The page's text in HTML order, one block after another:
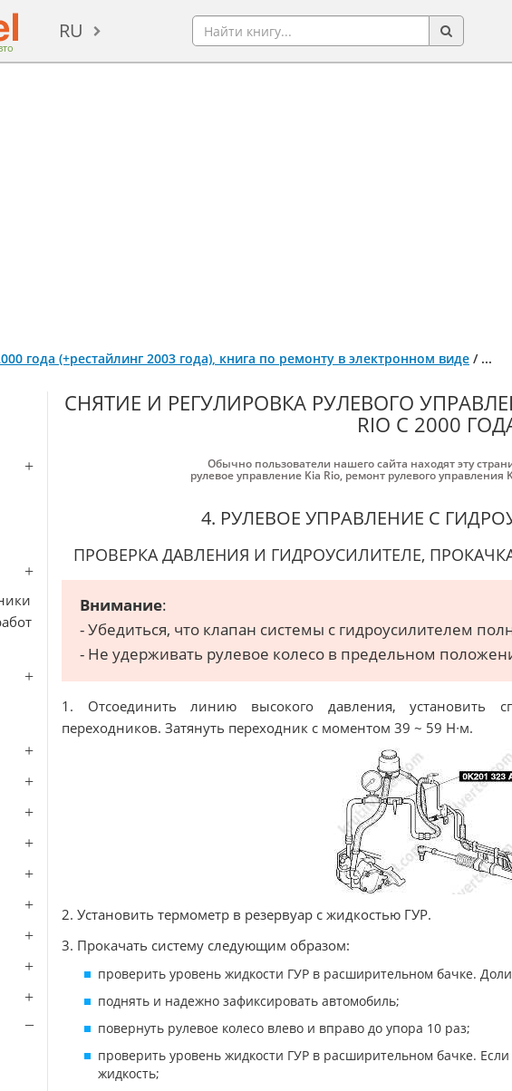
RU
года (+рестайлинг 2003 года), книга по ремонту в электронном виде / ...
СНЯТИЕ И РЕГУЛИРОВКА РУЛЕВОГО
RIO С 2000
Обычно пользователи нашего сайта находят эту
рулевое управление Kia Rio, ремонт рулевого управления
4. РУЛЕВОЕ УПРАВЛЕНИЕ С
ПРОВЕРКА ДАВЛЕНИЯ И ГИДРОУСИЛИТЕЛЕ,
Внимание:
- Убедиться, что клапан системы с гидроусилителем
- Не удерживать рулевое колесо в предельном
1. Отсоединить линию высокого давления, установить
переходников. Затянуть переходник с моментом 39 ~ 59 Н∙м.
2. Установить термометр в резервуар с жидкостью ГУР.
3. Прокачать систему следующим образом:
проверить уровень жидкости ГУР в расширительном бачке.
поднять и надежно зафиксировать автомобиль;
повернуть рулевое колесо влево и вправо до упора 10 раз;
проверить уровень жидкости ГУР в расширительном бачке.
жидкость;